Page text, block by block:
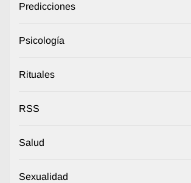
Predicciones
Psicología
Rituales
RSS
Salud
Sexualidad